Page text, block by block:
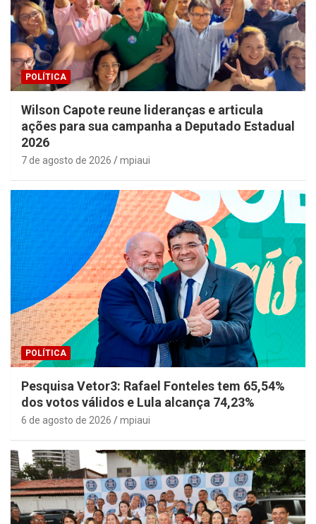
POLÍTICA
Wilson Capote reune lideranças e articula
ações para sua campanha a Deputado Estadual
2026
7 de agosto de 2026 mpiaui
POLÍTICA
Pesquisa Vetor3: Rafael Fonteles tem 65,54%
dos votos válidos e Lula alcança 74,23%
6 de agosto de 2026 mpiaui